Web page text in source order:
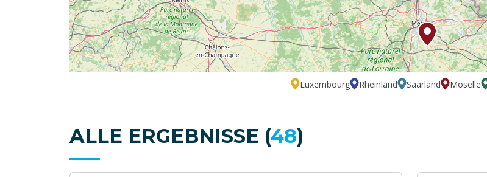
Luxembourg Rheinland Saarland Moselle
ALLE ERGEBNISSE (48)